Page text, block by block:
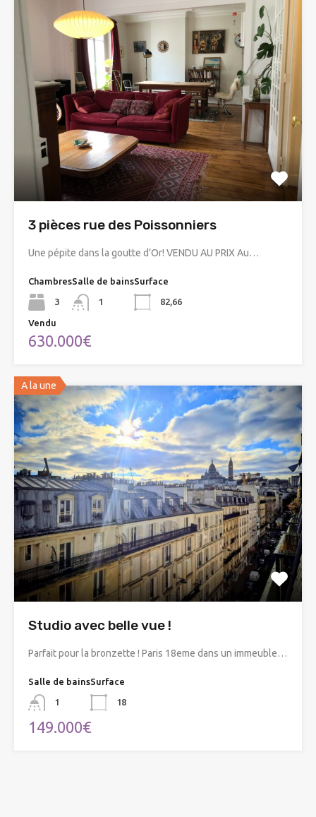
3 pièces rue des Poissonniers
Une pépite dans la goutte d’Or! VENDU AU PRIX Au…
Chambres
3
Salle de bains
1
Surface
82,66
Vendu
630.000€
A la une
Studio avec belle vue !
Parfait pour la bronzette ! Paris 18eme dans un immeuble…
Salle de bains
1
Surface
18
149.000€